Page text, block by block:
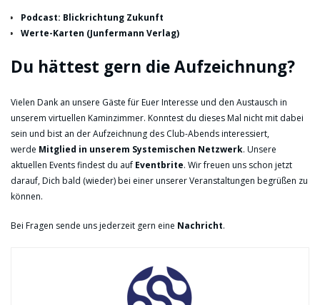
Podcast: Blickrichtung Zukunft
Werte-Karten (Junfermann Verlag)
Du hättest gern die Aufzeichnung?
Vielen Dank an unsere Gäste für Euer Interesse und den Austausch in
unserem virtuellen Kaminzimmer. Konntest du dieses Mal nicht mit dabei
sein und bist an der Aufzeichnung des Club-Abends interessiert,
werde Mitglied in unserem Systemischen Netzwerk. Unsere
aktuellen Events findest du auf Eventbrite. Wir freuen uns schon jetzt
darauf, Dich bald (wieder) bei einer unserer Veranstaltungen begrüßen zu
können.
Bei Fragen sende uns jederzeit gern eine Nachricht.